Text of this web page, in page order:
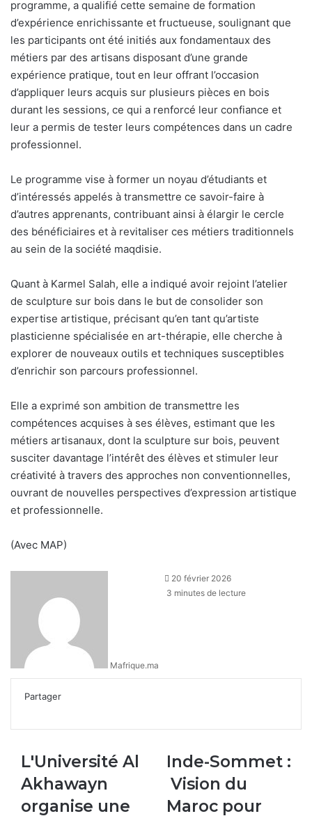
programme, a qualifié cette semaine de formation
d’expérience enrichissante et fructueuse, soulignant que
les participants ont été initiés aux fondamentaux des
métiers par des artisans disposant d’une grande
expérience pratique, tout en leur offrant l’occasion
d’appliquer leurs acquis sur plusieurs pièces en bois
durant les sessions, ce qui a renforcé leur confiance et
leur a permis de tester leurs compétences dans un cadre
professionnel.
Le programme vise à former un noyau d’étudiants et
d’intéressés appelés à transmettre ce savoir-faire à
d’autres apprenants, contribuant ainsi à élargir le cercle
des bénéficiaires et à revitaliser ces métiers traditionnels
au sein de la société maqdisie.
Quant à Karmel Salah, elle a indiqué avoir rejoint l’atelier
de sculpture sur bois dans le but de consolider son
expertise artistique, précisant qu’en tant qu’artiste
plasticienne spécialisée en art-thérapie, elle cherche à
explorer de nouveaux outils et techniques susceptibles
d’enrichir son parcours professionnel.
Elle a exprimé son ambition de transmettre les
compétences acquises à ses élèves, estimant que les
métiers artisanaux, dont la sculpture sur bois, peuvent
susciter davantage l’intérêt des élèves et stimuler leur
créativité à travers des approches non conventionnelles,
ouvrant de nouvelles perspectives d’expression artistique
et professionnelle.
(Avec MAP)
Mafrique.ma
20 février 2026
3 minutes de lecture
Partager
L'Université
Akhawayn
organise
L'Université Al
Akhawayn
organise une
Inde-
Vision
du
Inde-Sommet :
Vision du
Maroc pour